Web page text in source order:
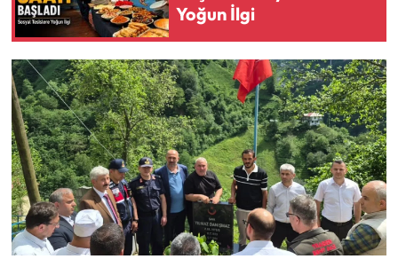
Yoğun İlgi